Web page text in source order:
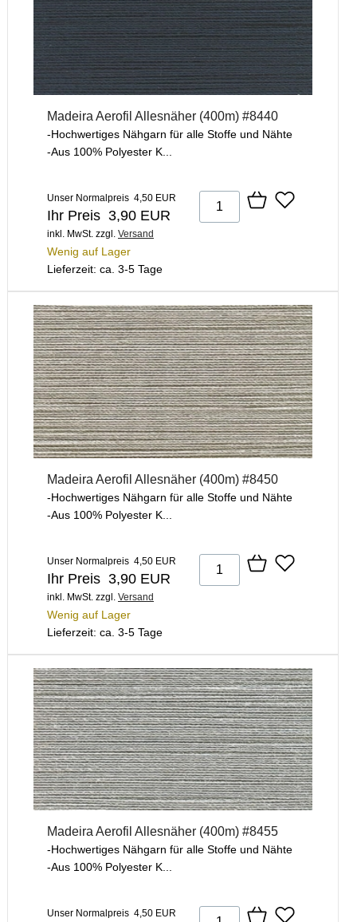
Madeira Aerofil Allesnäher (400m) #8440
-Hochwertiges Nähgarn für alle Stoffe und Nähte
-Aus 100% Polyester K...
Unser Normalpreis 4,50 EUR
Ihr Preis 3,90 EUR
inkl. MwSt. zzgl. Versand
Wenig auf Lager
Lieferzeit: ca. 3-5 Tage
Madeira Aerofil Allesnäher (400m) #8450
-Hochwertiges Nähgarn für alle Stoffe und Nähte
-Aus 100% Polyester K...
Unser Normalpreis 4,50 EUR
Ihr Preis 3,90 EUR
inkl. MwSt. zzgl. Versand
Wenig auf Lager
Lieferzeit: ca. 3-5 Tage
Madeira Aerofil Allesnäher (400m) #8455
-Hochwertiges Nähgarn für alle Stoffe und Nähte
-Aus 100% Polyester K...
Unser Normalpreis 4,50 EUR